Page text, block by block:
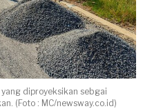
diproyeksikan sebgai
(Foto : MC/newsway.co.id)